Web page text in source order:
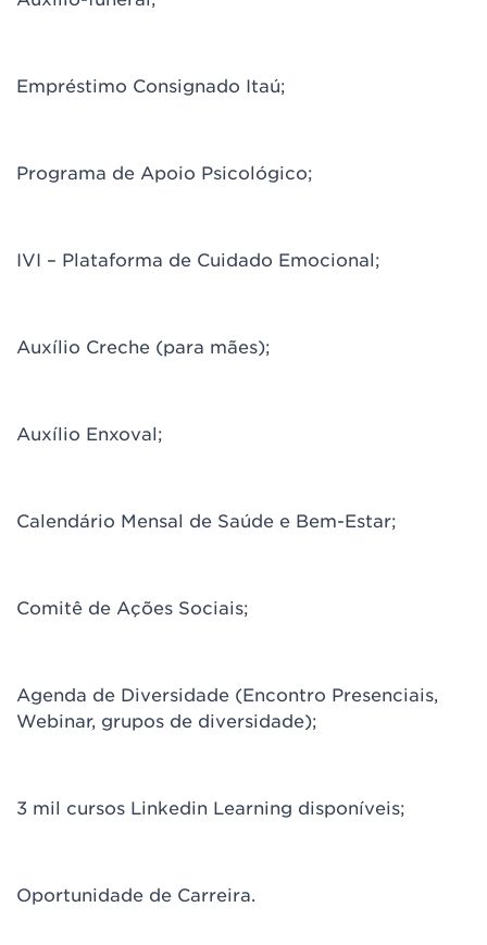
Empréstimo Consignado Itaú;
Programa de Apoio Psicológico;
IVI – Plataforma de Cuidado Emocional;
Auxílio Creche (para mães);
Auxílio Enxoval;
Calendário Mensal de Saúde e Bem-Estar;
Comitê de Ações Sociais;
Agenda de Diversidade (Encontro Presenciais,
Webinar, grupos de diversidade);
3 mil cursos Linkedin Learning disponíveis;
Oportunidade de Carreira.